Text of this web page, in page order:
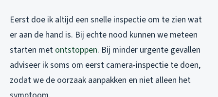
Eerst doe ik altijd een snelle inspectie om te zien wat
er aan de hand is. Bij echte nood kunnen we meteen
starten met ontstoppen. Bij minder urgente gevallen
adviseer ik soms om eerst camera-inspectie te doen,
zodat we de oorzaak aanpakken en niet alleen het